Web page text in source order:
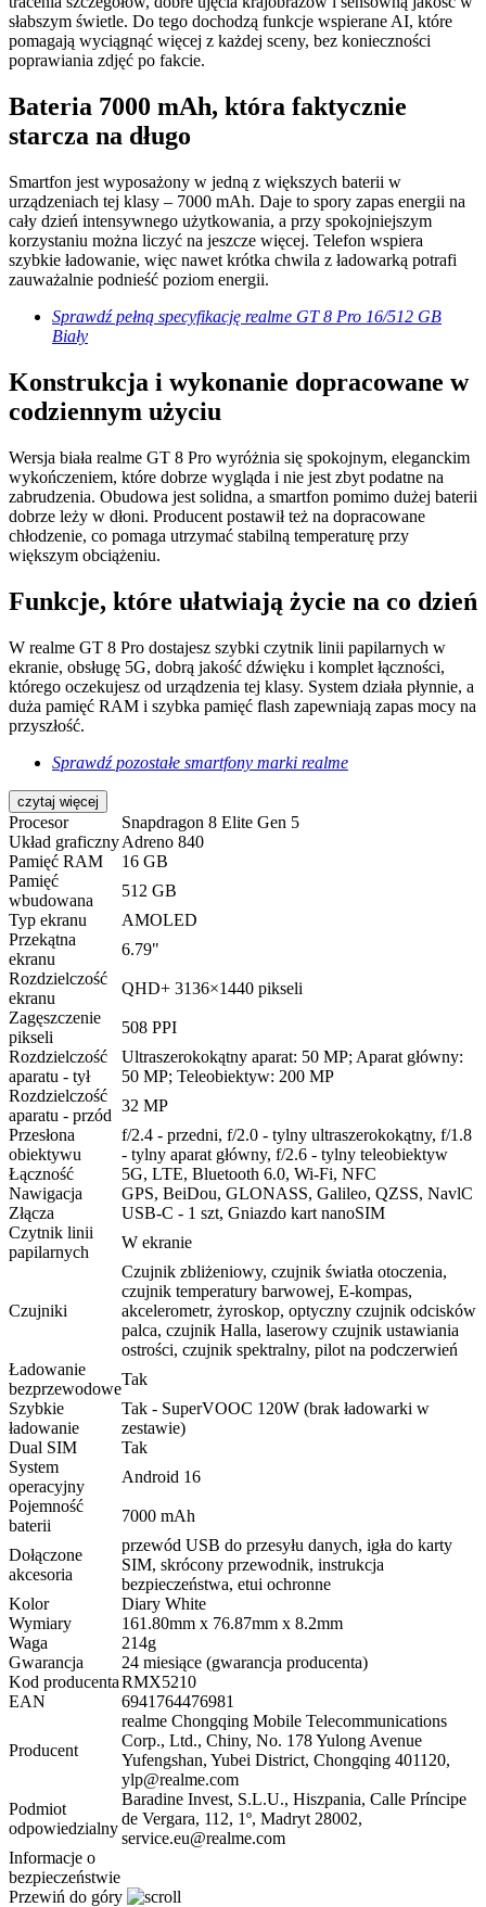
słabszym świetle. Do tego dochodzą funkcje wspierane AI, które
pomagają wyciągnąć więcej z każdej sceny, bez konieczności
poprawiania zdjęć po fakcie.
Bateria 7000 mAh, która faktycznie
starcza na długo
Smartfon jest wyposażony w jedną z większych baterii w
urządzeniach tej klasy – 7000 mAh. Daje to spory zapas energii na
cały dzień intensywnego użytkowania, a przy spokojniejszym
korzystaniu można liczyć na jeszcze więcej. Telefon wspiera
szybkie ładowanie, więc nawet krótka chwila z ładowarką potrafi
zauważalnie podnieść poziom energii.
Sprawdź pełną specyfikację realme GT 8 Pro 16/512 GB
Biały
Konstrukcja i wykonanie dopracowane w
codziennym użyciu
Wersja biała realme GT 8 Pro wyróżnia się spokojnym, eleganckim
wykończeniem, które dobrze wygląda i nie jest zbyt podatne na
zabrudzenia. Obudowa jest solidna, a smartfon pomimo dużej baterii
dobrze leży w dłoni. Producent postawił też na dopracowane
chłodzenie, co pomaga utrzymać stabilną temperaturę przy
większym obciążeniu.
Funkcje, które ułatwiają życie na co dzień
W realme GT 8 Pro dostajesz szybki czytnik linii papilarnych w
ekranie, obsługę 5G, dobrą jakość dźwięku i komplet łączności,
którego oczekujesz od urządzenia tej klasy. System działa płynnie, a
duża pamięć RAM i szybka pamięć flash zapewniają zapas mocy na
przyszłość.
Sprawdź pozostałe smartfony marki realme
czytaj więcej
Procesor
Snapdragon 8 Elite Gen 5
Układ graficznyAdreno 840
Pamięć RAM
16 GB
Pamięć
wbudowana
512 GB
Typ ekranu
AMOLED
Przekątna
ekranu
6.79"
Rozdzielczość
ekranu
QHD+ 3136×1440 pikseli
Zagęszczenie
pikseli
508 PPI
Rozdzielczość
aparatu - tył
Ultraszerokokątny aparat: 50 MP; Aparat główny:
50 MP; Teleobiektyw: 200 MP
Rozdzielczość
aparatu - przód
32 MP
Przesłona
obiektywu
f/2.4 - przedni, f/2.0 - tylny ultraszerokokątny, f/1.8
- tylny aparat główny, f/2.6 - tylny teleobiektyw
Łączność
5G, LTE, Bluetooth 6.0, Wi-Fi, NFC
Nawigacja
GPS, BeiDou, GLONASS, Galileo, QZSS, NavlC
Złącza
USB-C - 1 szt, Gniazdo kart nanoSIM
Czytnik linii
papilarnych
W ekranie
Czujniki
Czujnik zbliżeniowy, czujnik światła otoczenia,
czujnik temperatury barwowej, E-kompas,
akcelerometr, żyroskop, optyczny czujnik odcisków
palca, czujnik Halla, laserowy czujnik ustawiania
ostrości, czujnik spektralny, pilot na podczerwień
Ładowanie
bezprzewodowe
Tak
Szybkie
ładowanie
Tak - SuperVOOC 120W (brak ładowarki w
zestawie)
Dual SIM
Tak
System
operacyjny
Android 16
Pojemność
baterii
7000 mAh
Dołączone
akcesoria
przewód USB do przesyłu danych, igła do karty
SIM, skrócony przewodnik, instrukcja
bezpieczeństwa, etui ochronne
Kolor
Diary White
Wymiary
161.80mm x 76.87mm x 8.2mm
Waga
214g
Gwarancja
24 miesiące (gwarancja producenta)
Kod producentaRMX5210
EAN
6941764476981
Producent
realme Chongqing Mobile Telecommunications
Corp., Ltd., Chiny, No. 178 Yulong Avenue
Yufengshan, Yubei District, Chongqing 401120,
ylp@realme.com
Podmiot
odpowiedzialny
Baradine Invest, S.L.U., Hiszpania, Calle Príncipe
de Vergara, 112, 1º, Madryt 28002,
service.eu@realme.com
Informacje o
bezpieczeństwie
Przewiń do góry